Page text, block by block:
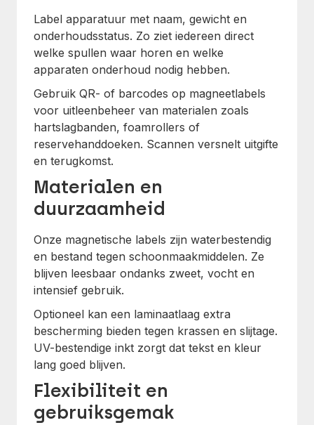
Label apparatuur met naam, gewicht en
onderhoudsstatus. Zo ziet iedereen direct
welke spullen waar horen en welke
apparaten onderhoud nodig hebben.
Gebruik QR- of barcodes op magneetlabels
voor uitleenbeheer van materialen zoals
hartslagbanden, foamrollers of
reservehanddoeken. Scannen versnelt uitgifte
en terugkomst.
Materialen en
duurzaamheid
Onze magnetische labels zijn waterbestendig
en bestand tegen schoonmaakmiddelen. Ze
blijven leesbaar ondanks zweet, vocht en
intensief gebruik.
Optioneel kan een laminaatlaag extra
bescherming bieden tegen krassen en slijtage.
UV-bestendige inkt zorgt dat tekst en kleur
lang goed blijven.
Flexibiliteit en
gebruiksgemak